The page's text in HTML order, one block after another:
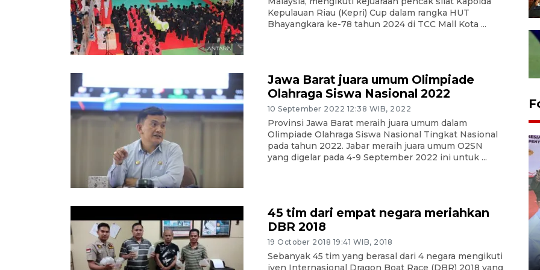
Kepulauan Riau (Kepri) Cup dalam rangka HUT
Bhayangkara ke-78 tahun 2024 di TCC Mall Kota ...
Jawa Barat juara umum Olimpiade
Olahraga Siswa Nasional 2022
10 September 2022 12:38 WIB, 2022
Provinsi Jawa Barat meraih juara umum dalam
Olimpiade Olahraga Siswa Nasional Tingkat Nasional
pada tahun 2022. Jabar meraih juara umum O2SN
yang digelar pada 4-9 September 2022 ini untuk ...
45 tim dari empat negara meriahkan
DBR 2018
19 October 2018 19:41 WIB, 2018
Sebanyak 45 tim yang berasal dari 4 negara mengikuti
iven Internasional Dragon Boat Race (DBR) 2018 yang
gunakan mobil jenazah
08 February 2024 15:30 WIB, 2024